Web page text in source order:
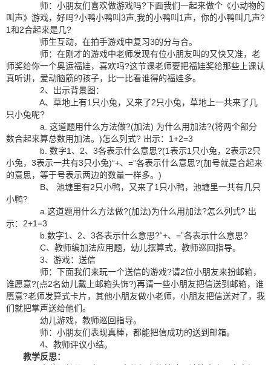
师：小朋友们喜欢做游戏吗?下面我们一起来做个《小动物的
叫声》游戏，好吗?小鸭小鸭叫3声,我的小鸭叫1声，你的小鸭叫几声?
1和2合起来是几?
师生互动，在拍手游戏中复习3的分与合。
师：在刚才的游戏中老师发现有位小朋友叫的又快又准，老
师奖给你一个奥运福娃，喜欢吗?这节课老师要把福娃奖给那些上课认
真听讲，爱动脑筋的孩子，比一比看谁得的福娃多。
2、出示背景图：
A、草地上有1只小兔，又来了2只小兔，草地上一共来了几
只小兔呢?
a. 这道题用什么方法做?(加法) 为什么用加法?(将两个部分
数合起来算总数用加法。)怎么列式? 出示：1+2=3
b. 数字1、2、3各表示什么意思?(1表示1只小兔，2表示2只
小兔，3表示一共有3只小兔)“+、=”各表示什么意思?(加号就是合起来
的意思，等于号表示两边的数量一样多。)
B、 池塘里有2只小鸭，又来了1只小鸭，池塘里一共有几只
小鸭?
a.这道题用什么方法做?(加法)为什么用加法?怎么列式? 出
示：2+1=3
b.数字1、2、3各表示什么意思?“+、=”各表示什么意思?
C、教师编加法应用题，幼儿摆算式，教师巡回指导。
3、游戏：送信
师：下面我们来玩一个送信的游戏?请2位小朋友来扮邮箱，
谁愿意?(点2名幼儿戴上邮箱头饰?)再请一些小朋友把信送到邮箱，谁
愿意?老师发算式卡片，其他小朋友做小老师，小朋友把信送对了，我
们就把掌声送给他们。
幼儿游戏，教师巡回指导。
师：小朋友们表现真棒，都能把信成功的送到邮箱。
4、教师评议小结。
教学反思：